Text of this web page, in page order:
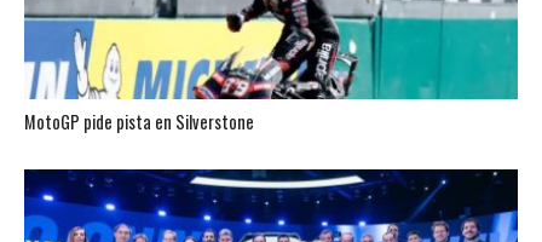
MotoGP pide pista en Silverstone